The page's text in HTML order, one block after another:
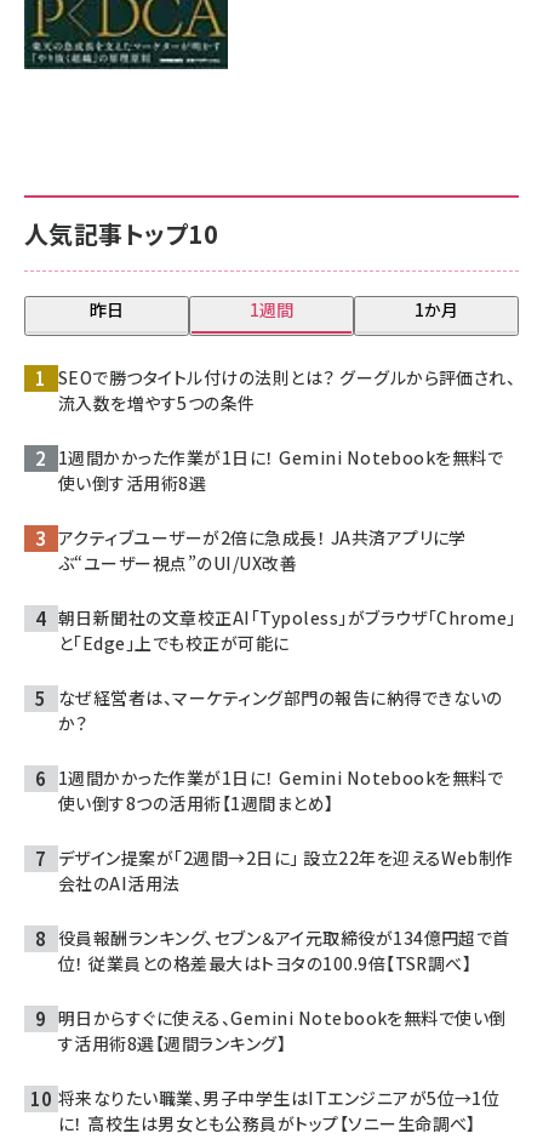
人気記事トップ10
昨日 1週間 1か月
SEOで勝つタイトル付けの法則とは？ グーグルから評価され、
流入数を増やす5つの条件
1週間かかった作業が1日に！ Gemini Notebookを無料で
使い倒す活用術8選
アクティブユーザーが2倍に急成長！ JA共済アプリに学
ぶ“ユーザー視点”のUI/UX改善
朝日新聞社の文章校正AI「Typoless」がブラウザ「Chrome」
と「Edge」上でも校正が可能に
なぜ経営者は、マーケティング部門の報告に納得できないの
か？
1週間かかった作業が1日に！ Gemini Notebookを無料で
使い倒す8つの活用術【1週間まとめ】
デザイン提案が「2週間→2日に」 設立22年を迎えるWeb制作
会社のAI活用法
役員報酬ランキング、セブン＆アイ元取締役が134億円超で首
位！ 従業員との格差最大はトヨタの100.9倍【TSR調べ】
明日からすぐに使える、Gemini Notebookを無料で使い倒
す活用術8選【週間ランキング】
将来なりたい職業、男子中学生はITエンジニアが5位→1位
に！ 高校生は男女とも公務員がトップ【ソニー生命調べ】